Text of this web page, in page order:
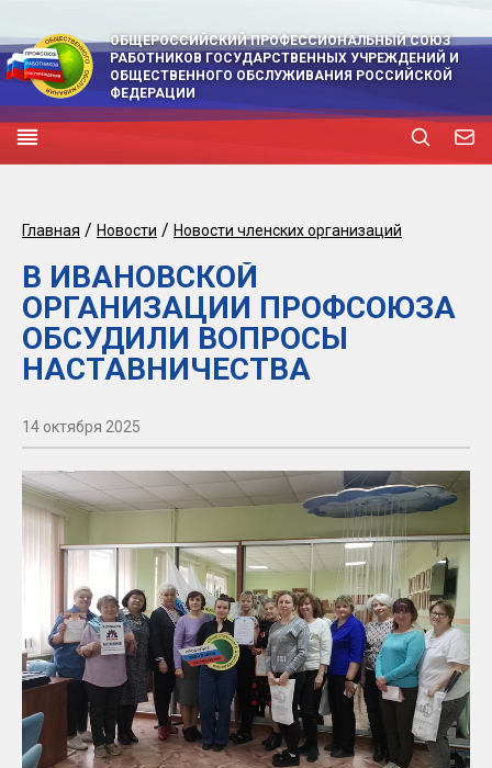
ОБЩЕРОССИЙСКИЙ ПРОФЕССИОНАЛЬНЫЙ СОЮЗ
РАБОТНИКОВ ГОСУДАРСТВЕННЫХ УЧРЕЖДЕНИЙ И
ОБЩЕСТВЕННОГО ОБСЛУЖИВАНИЯ РОССИЙСКОЙ
ФЕДЕРАЦИИ
Главная / Новости / Новости членских организаций
В ИВАНОВСКОЙ
ОРГАНИЗАЦИИ ПРОФСОЮЗА
ОБСУДИЛИ ВОПРОСЫ
НАСТАВНИЧЕСТВА
14 октября 2025